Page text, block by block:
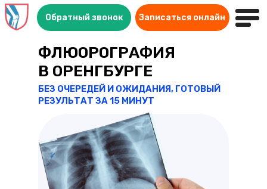
Записаться онлайн
Обратный звонок
ФЛЮОРОГРАФИЯ
В ОРЕНГБУРГЕ
БЕЗ ОЧЕРЕДЕЙ И ОЖИДАНИЯ, ГОТОВЫЙ
РЕЗУЛЬТАТ ЗА 15 МИНУТ